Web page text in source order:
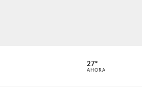
ABC CARDINAL
27º
AHORA